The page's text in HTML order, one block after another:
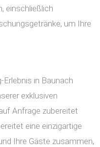
einschließlich
um Ihre
Erlebnis in Baunach
exklusiven
Anfrage zubereitet
eine einzigartige
Ihre Gäste zusammen,